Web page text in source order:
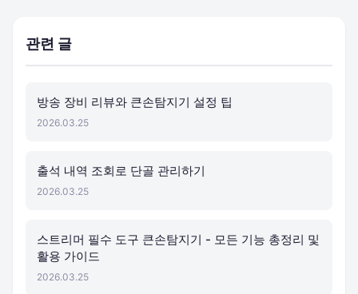
관련 글
방송 장비 리뷰와 큰손탐지기 설정 팁
2026.03.25
출석 내역 조회로 단골 관리하기
2026.03.25
스트리머 필수 도구 큰손탐지기 - 모든 기능 총정리 및
활용 가이드
2026.03.25